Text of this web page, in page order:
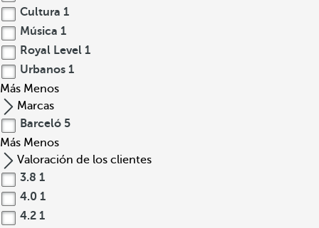
Cultura 1
Música 1
Royal Level 1
Urbanos 1
Más Menos
Marcas
Barceló 5
Más Menos
Valoración de los clientes
3.8 1
4.0 1
4.2 1